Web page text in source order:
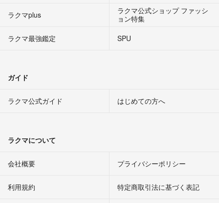
ラクマplus
ラクマ公式ショップ ファッシ
ョン特集
ラクマ最強鑑定
SPU
ガイド
ラクマ公式ガイド はじめての方へ
ラクマについて
会社概要 プライバシーポリシー
利用規約 特定商取引法に基づく表記